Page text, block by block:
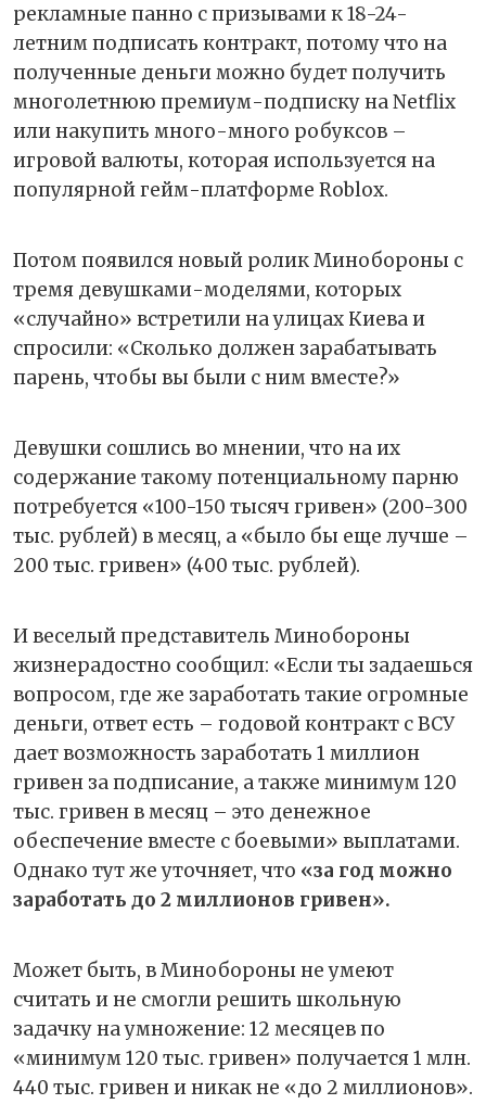
рекламные панно с призывами к 18-24-
летним подписать контракт, потому что на
полученные деньги можно будет получить
многолетнюю премиум-подписку на Netflix
или накупить много-много робуксов –
игровой валюты, которая используется на
популярной гейм-платформе Roblox.
Потом появился новый ролик Минобороны с
тремя девушками-моделями, которых
«случайно» встретили на улицах Киева и
спросили: «Сколько должен зарабатывать
парень, чтобы вы были с ним вместе?»
Девушки сошлись во мнении, что на их
содержание такому потенциальному парню
потребуется «100-150 тысяч гривен» (200-300
тыс. рублей) в месяц, а «было бы еще лучше –
200 тыс. гривен» (400 тыс. рублей).
И веселый представитель Минобороны
жизнерадостно сообщил: «Если ты задаешься
вопросом, где же заработать такие огромные
деньги, ответ есть – годовой контракт с ВСУ
дает возможность заработать 1 миллион
гривен за подписание, а также минимум 120
тыс. гривен в месяц – это денежное
обеспечение вместе с боевыми» выплатами.
Однако тут же уточняет, что «за год можно
заработать до 2 миллионов гривен».
Может быть, в Минобороны не умеют
считать и не смогли решить школьную
задачку на умножение: 12 месяцев по
«минимум 120 тыс. гривен» получается 1 млн.
440 тыс. гривен и никак не «до 2 миллионов».